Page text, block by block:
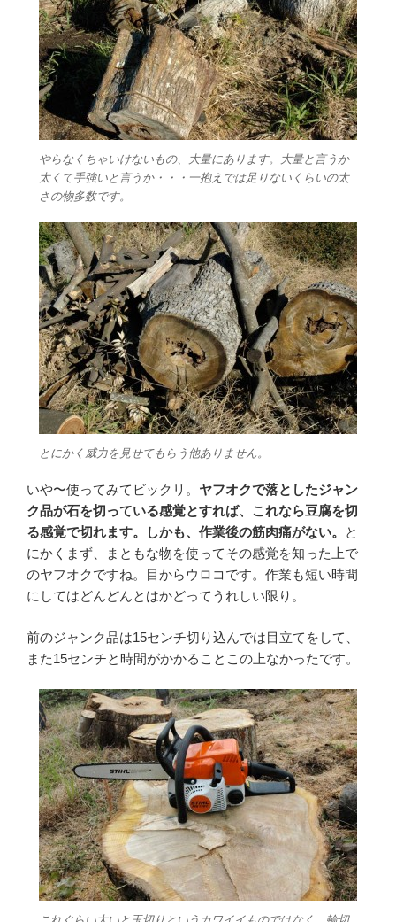
やらなくちゃいけないもの、大量にあります。大量と言うか
太くて手強いと言うか・・・一抱えでは足りないくらいの太
さの物多数です。
とにかく威力を見せてもらう他ありません。
いや〜使ってみてビックリ。 ヤフオクで落としたジャン
ク品が石を切っている感覚とすれば、これなら豆腐を切
る感覚で切れます。しかも、作業後の筋肉痛がない。
と
にかくまず、まともな物を使ってその感覚を知った上で
のヤフオクですね。目からウロコです。作業も短い時間
にしてはどんどんとはかどってうれしい限り。
前のジャンク品は15センチ切り込んでは目立てをして、
また15センチと時間がかかることこの上なかったです。